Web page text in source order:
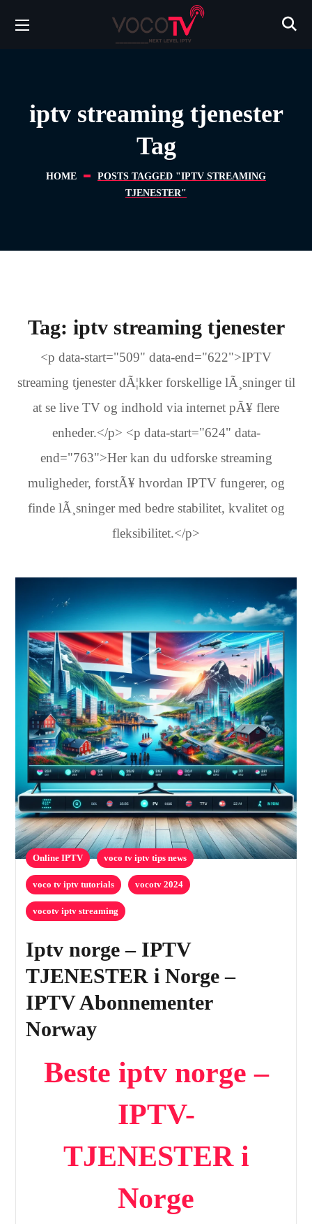
iptv streaming tjenester
Tag
HOME
POSTS TAGGED "IPTV STREAMING
TJENESTER"
Tag: iptv streaming tjenester
<p data-start="509" data-end="622">IPTV
streaming tjenester dÃ¦kker forskellige lÃ¸sninger til
at se live TV og indhold via internet pÃ¥ flere
enheder.</p> <p data-start="624" data-
end="763">Her kan du udforske streaming
muligheder, forstÃ¥ hvordan IPTV fungerer, og
finde lÃ¸sninger med bedre stabilitet, kvalitet og
fleksibilitet.</p>
Online IPTV voco tv iptv tips news
voco tv iptv tutorials vocotv 2024
vocotv iptv streaming
Iptv norge – IPTV
TJENESTER i Norge –
IPTV Abonnementer
Norway
Beste iptv norge –
IPTV-
TJENESTER i
Norge